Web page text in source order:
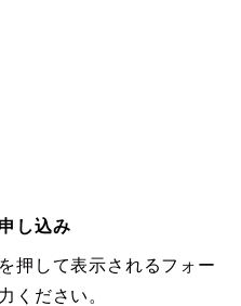
し込み
押して表示されるフォー
ください。